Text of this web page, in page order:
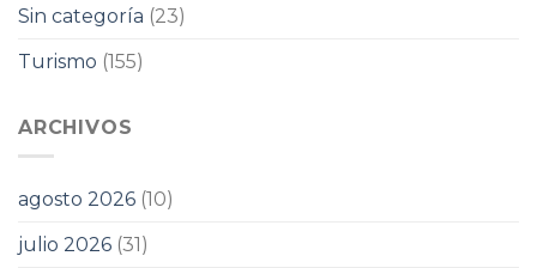
Sin categoría (23)
Turismo (155)
ARCHIVOS
agosto 2026 (10)
julio 2026 (31)